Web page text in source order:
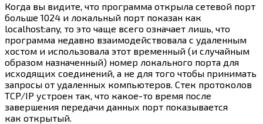
Когда вы видите, что программа открыла сетевой порт
больше 1024 и локальный порт показан как
localhost:any, то это чаще всего означает лишь, что
программа недавно взаимодействовала с удаленным
хостом и использовала этот временный (и случайным
образом назначенный) номер локального порта для
исходящих соединений, а не для того чтобы принимать
запросы от удаленных компьютеров. Стек протоколов
TCP/IP устроен так, что какое-то время после
завершения передачи данных порт показывается
как открытый.